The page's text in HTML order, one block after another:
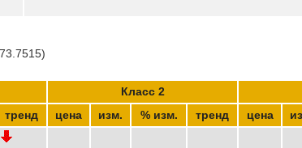
Класс 2
тренд цена изм. % изм. тренд цена